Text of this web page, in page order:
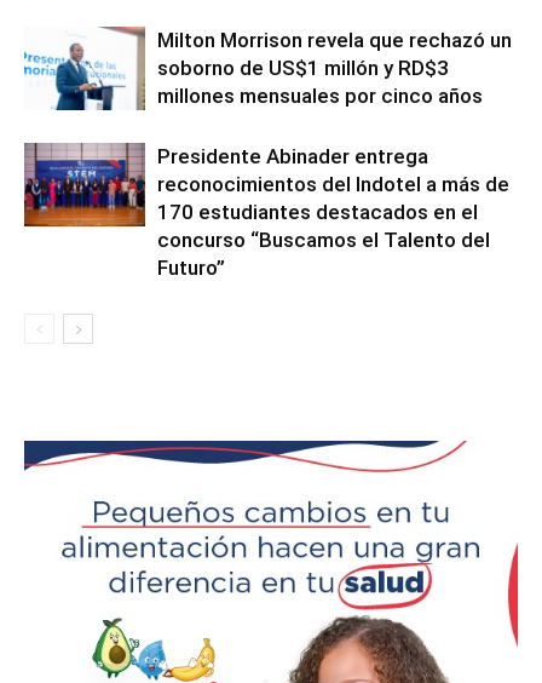
Milton Morrison revela que rechazó un
soborno de US$1 millón y RD$3
millones mensuales por cinco años
Presidente Abinader entrega
reconocimientos del Indotel a más de
170 estudiantes destacados en el
concurso “Buscamos el Talento del
Futuro”